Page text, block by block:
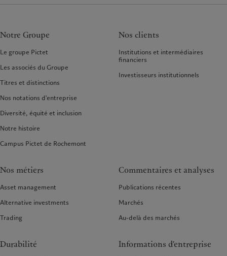
Notre Groupe
Le groupe Pictet
Les associés du Groupe
Titres et distinctions
Nos notations d'entreprise
Diversité, équité et inclusion
Notre histoire
Campus Pictet de Rochemont
Nos clients
Institutions et intermédiaires
financiers
Investisseurs institutionnels
Nos métiers
Asset management
Alternative investments
Trading
Commentaires et analyses
Publications récentes
Marchés
Au-delà des marchés
Durabilité Informations d'entreprise